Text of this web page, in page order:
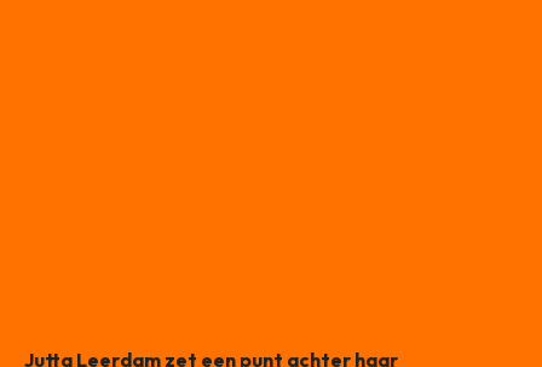
Jutta Leerdam zet een punt achter haar